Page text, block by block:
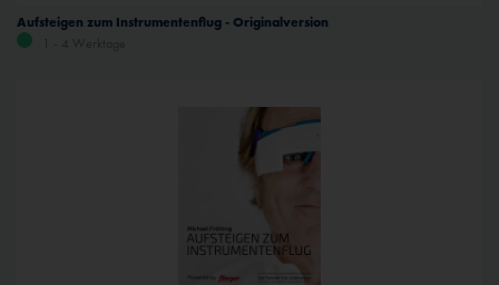
Aufsteigen zum Instrumentenflug - Originalversion